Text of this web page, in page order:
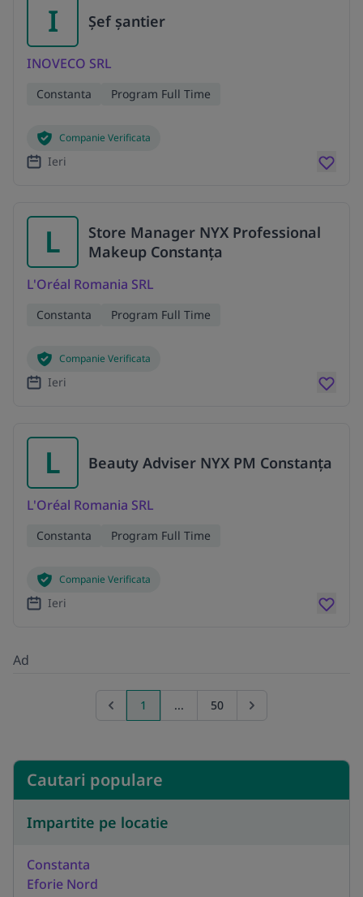
I Șef șantier
INOVECO SRL
Constanta Program Full Time
Companie Verificata
Ieri
L
Store Manager NYX Professional
Makeup Constanța
L'Oréal Romania SRL
Constanta Program Full Time
Companie Verificata
Ieri
L Beauty Adviser NYX PM Constanța
L'Oréal Romania SRL
Constanta Program Full Time
Companie Verificata
Ieri
Ad
Previous page
1 ... 50 Go to next page
Cautari populare
Impartite pe locatie
Constanta
Eforie Nord